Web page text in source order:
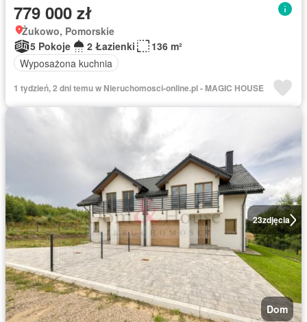
779 000 zł
Żukowo, Pomorskie
5 Pokoje
2 Łazienki
136 m²
Wyposażona kuchnia
1 tydzień, 2 dni temu w Nieruchomosci-online.pl - MAGIC HOUSE
23zdjęcia
Dom